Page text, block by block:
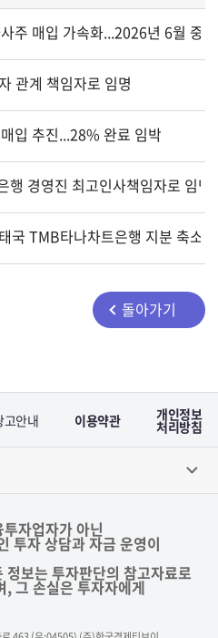
주 매입 가속화...2026년 6월 중
관계 책임자로 임명
입 추진...28% 완료 임박
경영진 최고인사책임자로 임명
국 TMB타나차트은행 지분 축소
돌아가기
고안내 이용약관 개인정보
처리방침
자업자가 아닌
투자 상담과 자금 운영이
보는 투자판단의 참고자료로
, 그 손실은 투자자에게